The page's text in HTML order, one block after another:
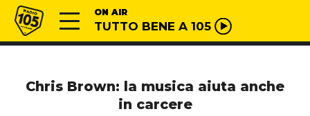
Vai al contenuto
Radio 105 ON AIR
TUTTO BENE A 105
Chris Brown: la musica aiuta anche
in carcere